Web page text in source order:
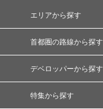
エリアから探す
首都圏の路線から探す
デベロッパーから探す
特集から探す